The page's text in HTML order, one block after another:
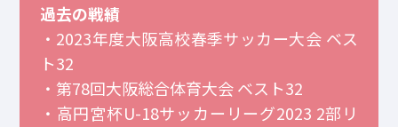
過去の戦績
・2023年度大阪高校春季サッカー大会 ベス
ト32
・第78回大阪総合体育大会 ベスト32
・高円宮杯U-18サッカーリーグ2023 2部リ